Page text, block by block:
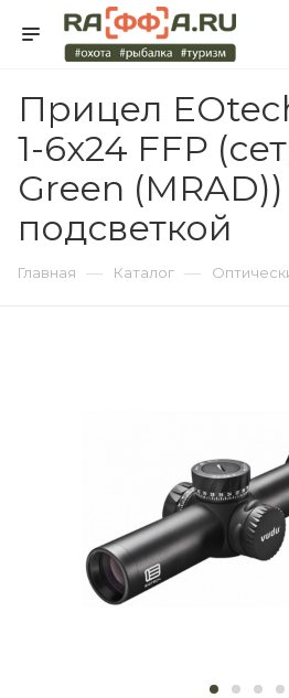
Прицел
1-6x24 FFP
Green (MRAD))
подсветкой
Главная — Каталог —